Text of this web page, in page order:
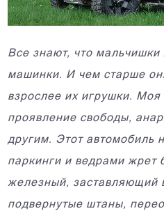
Все знают, что мальчишки
машинки. И чем старше
взрослее их игрушки.
проявление свободы,
другим. Этот автомобиль
паркинги и ведрами жрет
железный, заставляющий
подвернутые штаны,